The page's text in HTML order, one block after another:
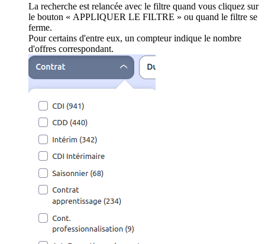
La recherche est relancée avec le filtre quand vous cliquez sur
le bouton « APPLIQUER LE FILTRE » ou quand le filtre se
ferme.
Pour certains d'entre eux, un compteur indique le nombre
d'offres correspondant.